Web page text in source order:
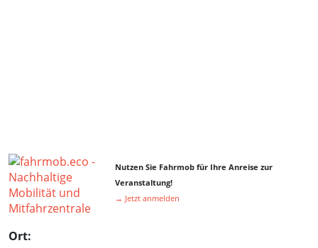
Nutzen Sie Fahrmob für Ihre Anreise zur
Veranstaltung!
→ Jetzt anmelden
Ort: